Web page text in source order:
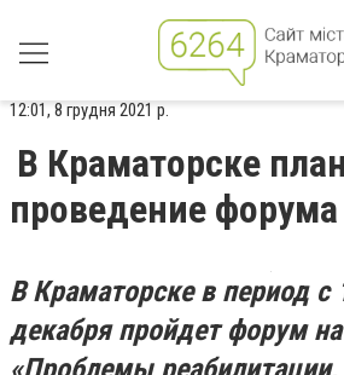
12:01, 8 грудня 2021 р.
В Краматорске
проведение форума
В Краматорске в период с
декабря пройдет форум